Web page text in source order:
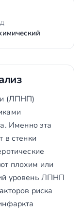
(ЛПНП)
Именно эта
в стенки
плохим или
уровень ЛПНП
риска